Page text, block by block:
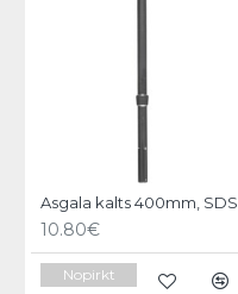
10.80€
Nopirkt